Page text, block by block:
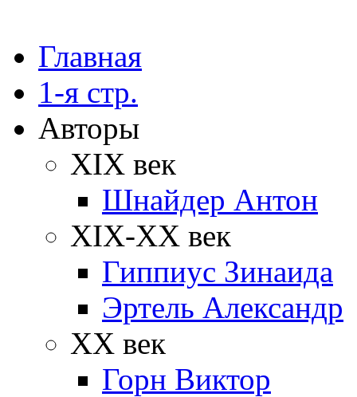
Главная
1-я стр.
Авторы
XIX век
Шнайдер Антон
XIX-XX век
Гиппиус Зинаида
Эртель Александр
XX век
Горн Виктор